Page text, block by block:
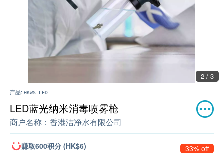
2 / 3
产品: HKWS_LED
LED蓝光纳米消毒喷雾枪
商户名称： 香港洁净水有限公司
赚取600积分 (HK$6) 33% off